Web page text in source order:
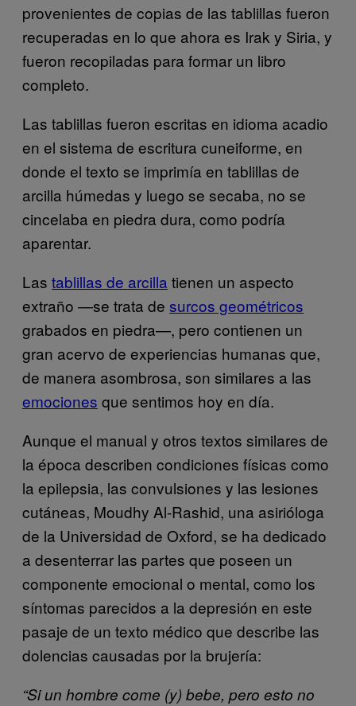
provenientes de copias de las tablillas fueron
recuperadas en lo que ahora es Irak y Siria, y
fueron recopiladas para formar un libro
completo.
Las tablillas fueron escritas en idioma acadio
en el sistema de escritura cuneiforme, en
donde el texto se imprimía en tablillas de
arcilla húmedas y luego se secaba, no se
cincelaba en piedra dura, como podría
aparentar.
Las tablillas de arcilla tienen un aspecto
extraño —se trata de surcos geométricos
grabados en piedra—, pero contienen un
gran acervo de experiencias humanas que,
de manera asombrosa, son similares a las
emociones que sentimos hoy en día.
Aunque el manual y otros textos similares de
la época describen condiciones físicas como
la epilepsia, las convulsiones y las lesiones
cutáneas, Moudhy Al-Rashid, una asirióloga
de la Universidad de Oxford, se ha dedicado
a desenterrar las partes que poseen un
componente emocional o mental, como los
síntomas parecidos a la depresión en este
pasaje de un texto médico que describe las
dolencias causadas por la brujería:
“Si un hombre come (y) bebe, pero esto no